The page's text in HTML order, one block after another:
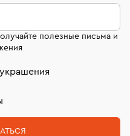
полезные письма и